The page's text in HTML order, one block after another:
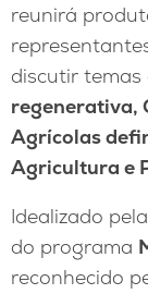
reunirá
discutir temas
regenerativa,
Agrícolas
Agricultura e
Idealizado pela
do programa
reconhecido